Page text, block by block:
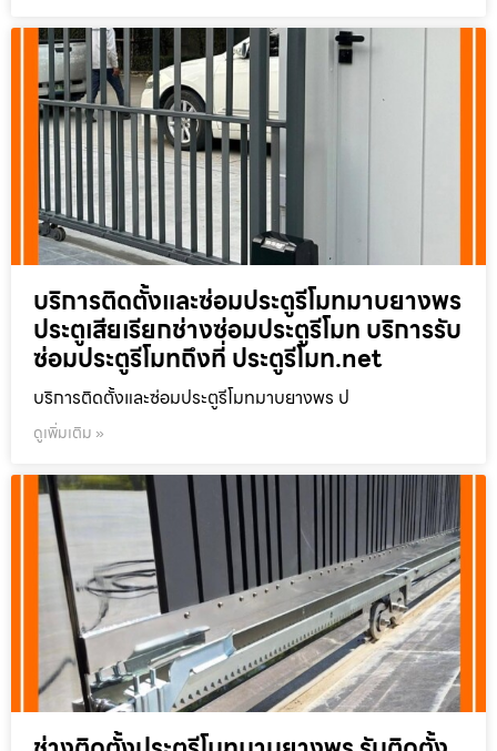
บริการติดตั้งและซ่อมประตูรีโมทมาบยางพร
ประตูเสียเรียกช่างซ่อมประตูรีโมท บริการรับ
ซ่อมประตูรีโมทถึงที่ ประตูรีโมท.net
บริการติดตั้งและซ่อมประตูรีโมทมาบยางพร ป
ดูเพิ่มเติม »